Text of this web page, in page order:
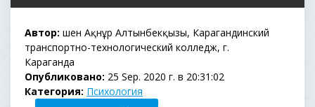
Автор: Әшен Ақнұр Алтынбекқызы, Карагандинский
транспортно-технологический колледж, г.
Караганда
Опубликовано: 25 Sep. 2020 г. в 20:31:02
Категория: Психология